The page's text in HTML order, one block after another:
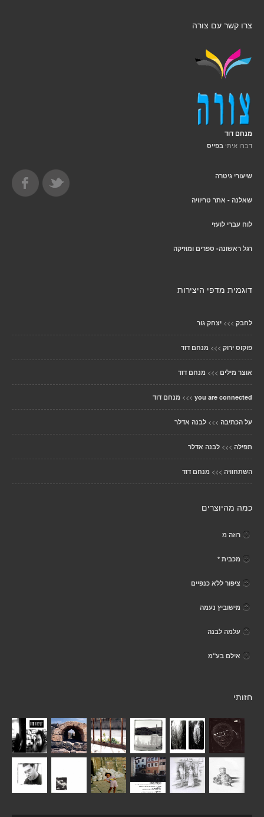
צרו קשר עם צורה
מנחם דוד
דברו איתי בפייס
שיעורי גיטרה
שאלנה - אתר טריוויה
לוח עברי לועזי
רגל ראשונה- ספרים ומוזיקה
דוגמית מדפי היצירות
לחבק >>> יצחק גור
פוקוס ירוק >>> מנחם דוד
אוצר מילים >>> מנחם דוד
you are connected
>>> מנחם דוד
על הכתיבה >>> לבנה אדלר
תפילה >>> לבנה אדלר
השתחוויה >>> מנחם דוד
כמה מהיוצרים
רוזה מ
מכבית *
ציפור ללא כנפיים
מישוביץ נעמה
עלמה לבנה
אילם בע"מ
חזותי